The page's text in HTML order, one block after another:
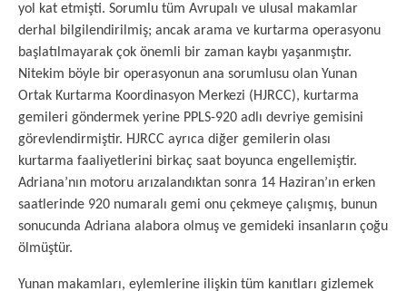
yol kat etmişti. Sorumlu tüm Avrupalı ve ulusal makamlar
derhal bilgilendirilmiş; ancak arama ve kurtarma operasyonu
başlatılmayarak çok önemli bir zaman kaybı yaşanmıştır.
Nitekim böyle bir operasyonun ana sorumlusu olan Yunan
Ortak Kurtarma Koordinasyon Merkezi (HJRCC), kurtarma
gemileri göndermek yerine PPLS-920 adlı devriye gemisini
görevlendirmiştir. HJRCC ayrıca diğer gemilerin olası
kurtarma faaliyetlerini birkaç saat boyunca engellemiştir.
Adriana’nın motoru arızalandıktan sonra 14 Haziran’ın erken
saatlerinde 920 numaralı gemi onu çekmeye çalışmış, bunun
sonucunda Adriana alabora olmuş ve gemideki insanların çoğu
ölmüştür.
Yunan makamları, eylemlerine ilişkin tüm kanıtları gizlemek